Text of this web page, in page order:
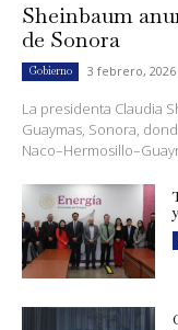
Sheinbaum
de Sonora
Gobierno 3 febrero, 2026
La presidenta Claudia
Guaymas, Sonora,